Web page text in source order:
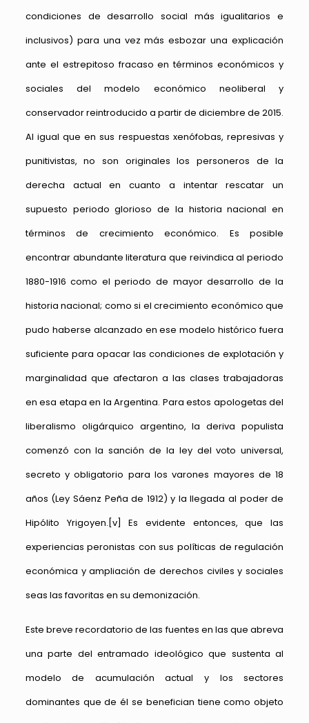
condiciones de desarrollo social más igualitarios e
inclusivos) para una vez más esbozar una explicación
ante el estrepitoso fracaso en términos económicos y
sociales del modelo económico neoliberal y
conservador reintroducido a partir de diciembre de 2015.
Al igual que en sus respuestas xenófobas, represivas y
punitivistas, no son originales los personeros de la
derecha actual en cuanto a intentar rescatar un
supuesto periodo glorioso de la historia nacional en
términos de crecimiento económico. Es posible
encontrar abundante literatura que reivindica al periodo
1880-1916 como el periodo de mayor desarrollo de la
historia nacional; como si el crecimiento económico que
pudo haberse alcanzado en ese modelo histórico fuera
suficiente para opacar las condiciones de explotación y
marginalidad que afectaron a las clases trabajadoras
en esa etapa en la Argentina. Para estos apologetas del
liberalismo oligárquico argentino, la deriva populista
comenzó con la sanción de la ley del voto universal,
secreto y obligatorio para los varones mayores de 18
años (Ley Sáenz Peña de 1912) y la llegada al poder de
Hipólito Yrigoyen. [v]
Es evidente entonces, que las
experiencias peronistas con sus políticas de regulación
económica y ampliación de derechos civiles y sociales
seas las favoritas en su demonización.
Este breve recordatorio de las fuentes en las que abreva
una parte del entramado ideológico que sustenta al
modelo de acumulación actual y los sectores
dominantes que de él se benefician tiene como objeto